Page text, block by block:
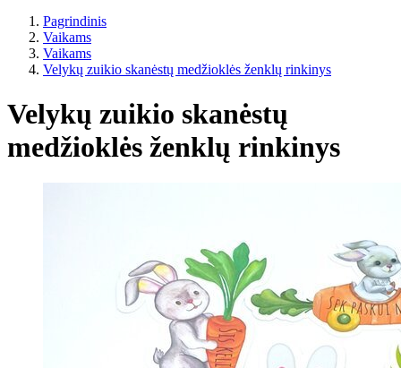
Pagrindinis
Vaikams
Vaikams
Velykų zuikio skanėstų medžioklės ženklų rinkinys
Velykų zuikio skanėstų
medžioklės ženklų rinkinys